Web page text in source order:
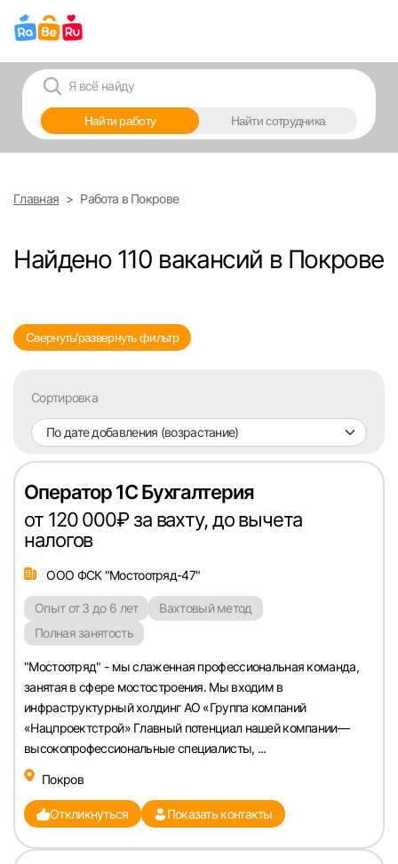
Найти работу Найти сотрудника
Выберите город
Москва
Саратов
Челябинск
Пермь
Самара
Оренбург
Волгоград
Ульяновск
Курган
Уфа
Главная Работа в Покрове
Найдено 110 вакансий в Покрове
Свернуть/развернуть фильтр
Сортировка
По дате добавления (возрастание)
Оператор 1С Бухгалтерия
от 120 000₽ за вахту, до вычета
налогов
ООО ФСК "Мостоотряд-47"
Опыт от 3 до 6 лет
Вахтовый метод
Полная занятость
"Мостоотряд" - мы слаженная профессиональная команда,
занятая в сфере мостостроения. Мы входим в
инфраструктурный холдинг АО «Группа компаний
«Нацпроектстрой» Главный потенциал нашей компании—
высокопрофессиональные специалисты, ...
Покров
Откликнуться Показать контакты